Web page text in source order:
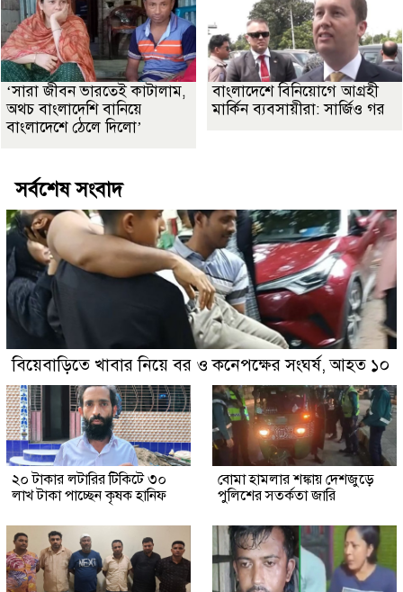
‘সারা জীবন ভারতেই কাটালাম,
অথচ বাংলাদেশি বানিয়ে
বাংলাদেশে ঠেলে দিলো’
বাংলাদেশে বিনিয়োগে আগ্রহী
মার্কিন ব্যবসায়ীরা: সার্জিও গর
সর্বশেষ সংবাদ
বিয়েবাড়িতে খাবার নিয়ে বর ও কনেপক্ষের সংঘর্ষ, আহত ১০
২০ টাকার লটারির টিকিটে ৩০
লাখ টাকা পাচ্ছেন কৃষক হানিফ
বোমা হামলার শঙ্কায় দেশজুড়ে
পুলিশের সতর্কতা জারি